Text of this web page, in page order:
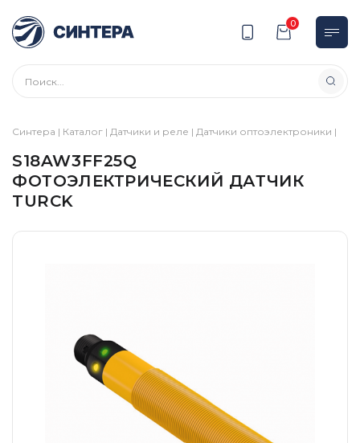
0
Синтера | Каталог | Датчики и реле | Датчики оптоэлектроники |
S18AW3FF25Q
ФОТОЭЛЕКТРИЧЕСКИЙ ДАТЧИК
TURCK